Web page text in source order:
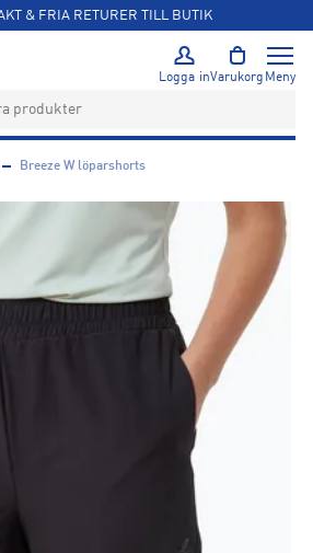
& FRIA RETURER TILL BUTIK
Logga inVarukorg Meny
Breeze W löparshorts